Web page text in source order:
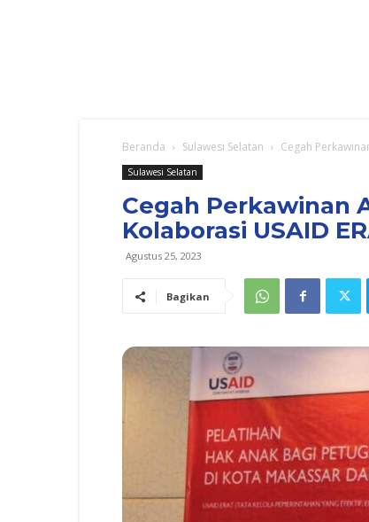
Beranda Sulawesi Selatan Cegah
Sulawesi Selatan
Cegah Perkawinan
Kolaborasi USAID
Agustus 25, 2023
Bagikan